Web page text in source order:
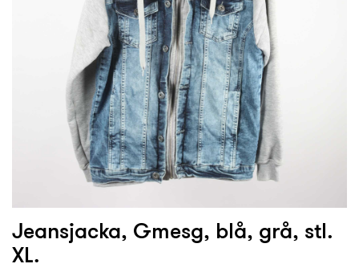
Jeansjacka, Gmesg, blå, grå, stl.
XL.